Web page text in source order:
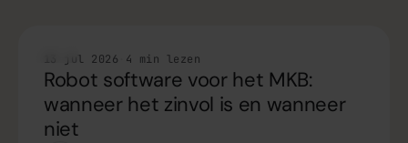
13 jul 2026 4 min lezen
Robot software voor het MKB:
wanneer het zinvol is en wanneer
niet